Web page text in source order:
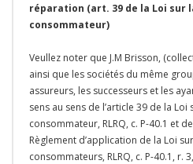
réparation (art. 39 de la Loi sur
consommateur)
Veullez noter que J.M Brisson,
ainsi que les sociétés du même
assureurs, les successeurs et les
sens au sens de l’article 39 de la
consommateur, RLRQ, c. P-40.1 et
Règlement d’application de la Loi
consommateurs, RLRQ, c. P-40.1,